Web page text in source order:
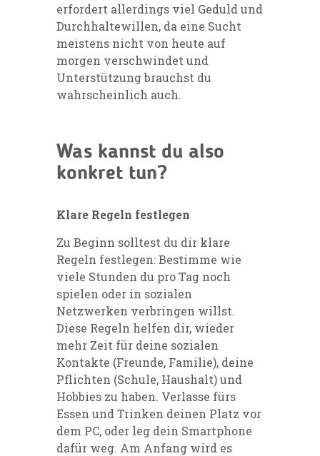
erfordert allerdings viel Geduld und
Durchhaltewillen, da eine Sucht
meistens nicht von heute auf
morgen verschwindet und
Unterstützung brauchst du
wahrscheinlich auch.
Was kannst du also
konkret tun?
Klare Regeln festlegen
Zu Beginn solltest du dir klare
Regeln festlegen: Bestimme wie
viele Stunden du pro Tag noch
spielen oder in sozialen
Netzwerken verbringen willst.
Diese Regeln helfen dir, wieder
mehr Zeit für deine sozialen
Kontakte (Freunde, Familie), deine
Pflichten (Schule, Haushalt) und
Hobbies zu haben. Verlasse fürs
Essen und Trinken deinen Platz vor
dem PC, oder leg dein Smartphone
dafür weg. Am Anfang wird es